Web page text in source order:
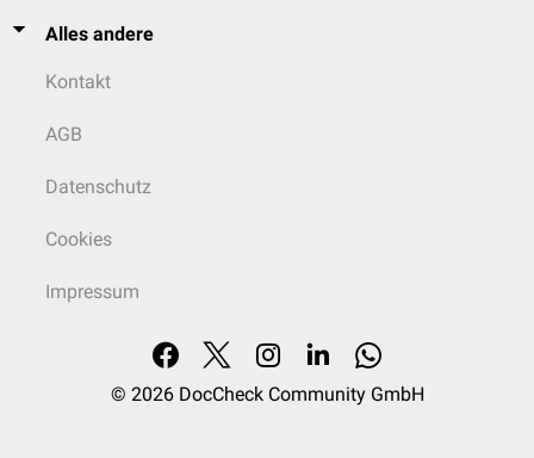
Alles andere
Kontakt
AGB
Datenschutz
Cookies
Impressum
© 2026 DocCheck Community GmbH